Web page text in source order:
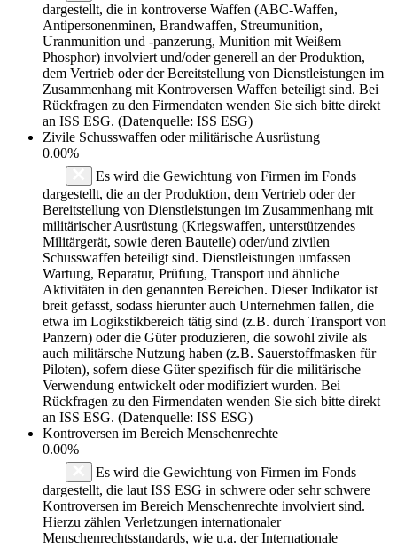
dargestellt, die in kontroverse Waffen (ABC-Waffen,
Antipersonenminen, Brandwaffen, Streumunition,
Uranmunition und -panzerung, Munition mit Weißem
Phosphor) involviert und/oder generell an der Produktion,
dem Vertrieb oder der Bereitstellung von Dienstleistungen im
Zusammenhang mit Kontroversen Waffen beteiligt sind. Bei
Rückfragen zu den Firmendaten wenden Sie sich bitte direkt
an ISS ESG. (Datenquelle: ISS ESG)
Zivile Schusswaffen oder militärische Ausrüstung
0.00%
Es wird die Gewichtung von Firmen im Fonds
dargestellt, die an der Produktion, dem Vertrieb oder der
Bereitstellung von Dienstleistungen im Zusammenhang mit
militärischer Ausrüstung (Kriegswaffen, unterstützendes
Militärgerät, sowie deren Bauteile) oder/und zivilen
Schusswaffen beteiligt sind. Dienstleistungen umfassen
Wartung, Reparatur, Prüfung, Transport und ähnliche
Aktivitäten in den genannten Bereichen. Dieser Indikator ist
breit gefasst, sodass hierunter auch Unternehmen fallen, die
etwa im Logikstikbereich tätig sind (z.B. durch Transport von
Panzern) oder die Güter produzieren, die sowohl zivile als
auch militärsche Nutzung haben (z.B. Sauerstoffmasken für
Piloten), sofern diese Güter spezifisch für die militärische
Verwendung entwickelt oder modifiziert wurden. Bei
Rückfragen zu den Firmendaten wenden Sie sich bitte direkt
an ISS ESG. (Datenquelle: ISS ESG)
Kontroversen im Bereich Menschenrechte
0.00%
Es wird die Gewichtung von Firmen im Fonds
dargestellt, die laut ISS ESG in schwere oder sehr schwere
Kontroversen im Bereich Menschenrechte involviert sind.
Hierzu zählen Verletzungen internationaler
Menschenrechtsstandards, wie u.a. der Internationale